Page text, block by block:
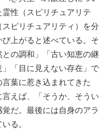
性（スピリチュアリテ
ピリチュアリティ）を分
上がると述べている。そ
の調和」「古い知恵の継
「目に見えない存在」で
葉に惹き込まれてきた
えば、「そうか、そうい
だ。最後には自身のアラ
る。